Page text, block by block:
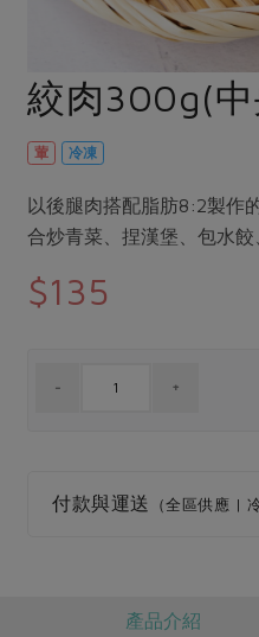
調味醬料/南北貨
保健食品
美妝保養
日用品
漬物
異國料理
養身食補
高麗菜海鮮煎餅
更多當季產品
議題活動
主婦聯盟X樂齡網特約優惠案
2024農業發展計畫年度報告
更多議題活動
減添加物
公益金
更多議題
典藏閱覽室
社員權益
社務專區
選舉專區
絞肉300g(中
葷 冷凍
以後腿肉搭配脂肪8:2製作
合炒青菜、捏漢堡、包水餃
$135
付款與運送 （全區供應 |
產品介紹